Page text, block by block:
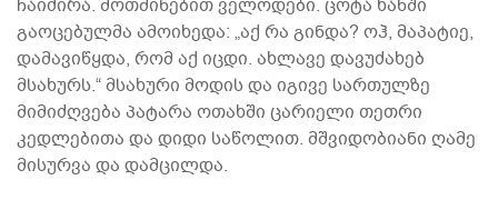
ჩაიძირა. მოთმინებით ველოდები. ცოტა ხანში
გაოცებულმა ამოიხედა: „აქ რა გინდა? ოჰ, მაპატიე,
დამავიწყდა, რომ აქ იცდი. ახლავე დავუძახებ
მსახურს.“ მსახური მოდის და იგივე სართულზე
მიმიძღვება პატარა ოთახში ცარიელი თეთრი
კედლებითა და დიდი საწოლით. მშვიდობიანი ღამე
მისურვა და დამცილდა.